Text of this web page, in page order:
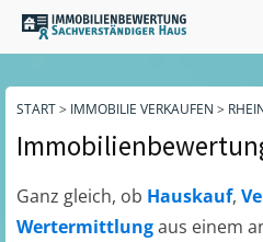
START> IMMOBILIE VERKAUFEN >
Ganz gleich, ob Hauskauf,
Wertermittlungaus einem